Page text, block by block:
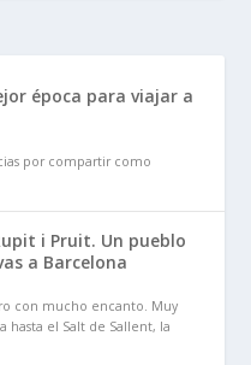
época para viajar a
por compartir como
i Pruit. Un pueblo
a Barcelona
con mucho encanto. Muy
hasta el Salt de Sallent, la